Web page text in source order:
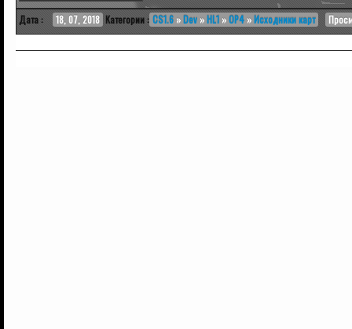
Дата : 18, 07, 2018 Категории : CS1.6 »Dev »HL1 »OP4 »Исходники карт